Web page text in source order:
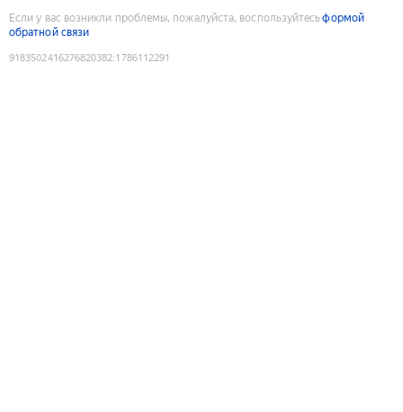
Если у вас возникли проблемы, пожалуйста, воспользуйтесьформой
обратной связи
9183502416276820382:1786112291